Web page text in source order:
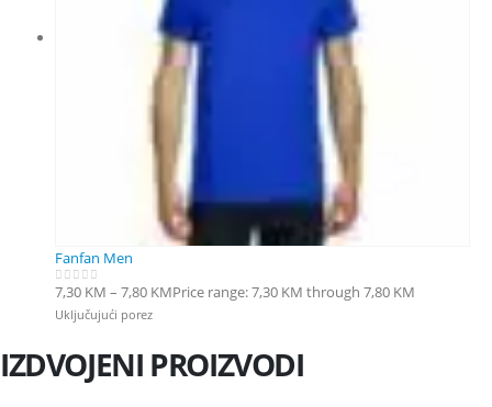
Fanfan Men
0out of 5
7,30 KM – 7,80 KMPrice range: 7,30 KM through 7,80 KM
Uključujući porez
IZDVOJENI PROIZVODI